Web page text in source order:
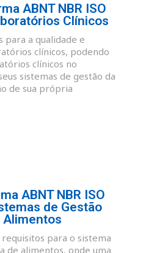
ABNT NBR ISO
Clínicos
para a qualidade e
clínicos, podendo
clínicos no
sistemas de gestão da
de sua própria
ABNT NBR ISO
de Gestão
Alimentos
para o sistema
de alimentos, onde uma